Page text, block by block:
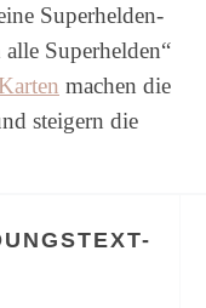
Superhelden-
Superhelden“
machen die
steigern die